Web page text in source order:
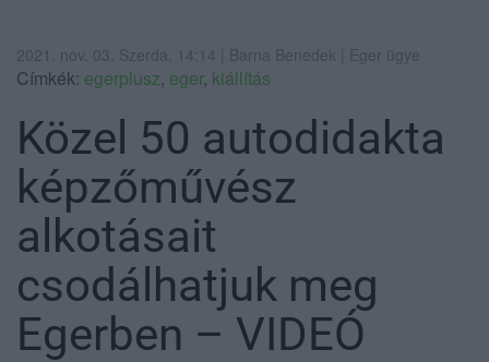
2021. nov. 03. Szerda, 14:14 | Barna Benedek | Eger ügye
Címkék: egerplusz, eger, kiállítás
Közel 50 autodidakta
képzőművész
alkotásait
csodálhatjuk meg
Egerben – VIDEÓ